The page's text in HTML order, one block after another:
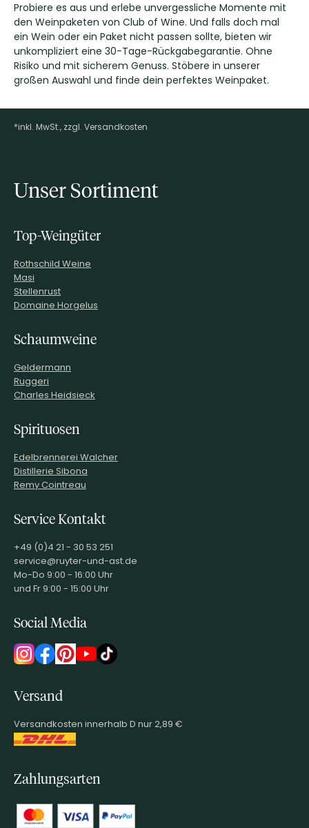
Probiere es aus und erlebe unvergessliche Momente mit
den Weinpaketen von Club of Wine. Und falls doch mal
ein Wein oder ein Paket nicht passen sollte, bieten wir
unkompliziert eine 30-Tage-Rückgabegarantie. Ohne
Risiko und mit sicherem Genuss. Stöbere in unserer
großen Auswahl und finde dein perfektes Weinpaket.
Footer-Menü
*inkl. MwSt., zzgl. Versandkosten
Unser Sortiment
Top-Weingüter
Rothschild Weine
Masi
Stellenrust
Domaine Horgelus
Schaumweine
Geldermann
Ruggeri
Charles Heidsieck
Spirituosen
Edelbrennerei Walcher
Distillerie Sibona
Remy Cointreau
Service Kontakt
+49 (0)4 21 - 30 53 251
service@ruyter-und-ast.de
Mo-Do 9:00 - 16:00 Uhr
und Fr 9:00 - 15:00 Uhr
Social Media
Versand
Versandkosten innerhalb D nur 2,89 €
Zahlungsarten